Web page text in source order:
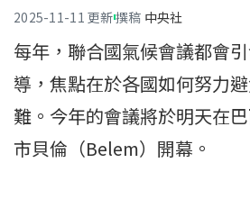
2025-11-11 更新撰稿 中央社
每年，聯合國氣候會議都會
導，焦點在於各國如何努力
難。今年的會議將於明天在
市貝倫（Belem）開幕。